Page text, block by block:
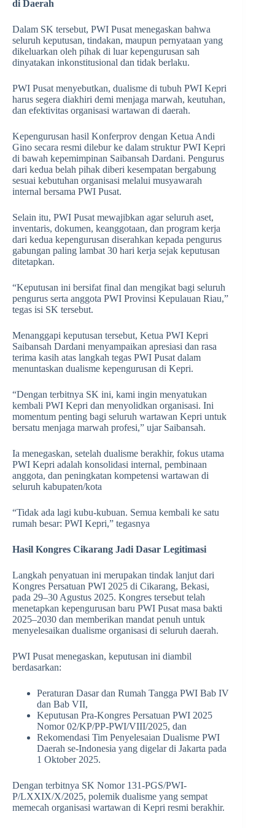
di Daerah
Dalam SK tersebut, PWI Pusat menegaskan bahwa
seluruh keputusan, tindakan, maupun pernyataan yang
dikeluarkan oleh pihak di luar kepengurusan sah
dinyatakan inkonstitusional dan tidak berlaku.
PWI Pusat menyebutkan, dualisme di tubuh PWI Kepri
harus segera diakhiri demi menjaga marwah, keutuhan,
dan efektivitas organisasi wartawan di daerah.
Kepengurusan hasil Konferprov dengan Ketua Andi
Gino secara resmi dilebur ke dalam struktur PWI Kepri
di bawah kepemimpinan Saibansah Dardani. Pengurus
dari kedua belah pihak diberi kesempatan bergabung
sesuai kebutuhan organisasi melalui musyawarah
internal bersama PWI Pusat.
Selain itu, PWI Pusat mewajibkan agar seluruh aset,
inventaris, dokumen, keanggotaan, dan program kerja
dari kedua kepengurusan diserahkan kepada pengurus
gabungan paling lambat 30 hari kerja sejak keputusan
ditetapkan.
“Keputusan ini bersifat final dan mengikat bagi seluruh
pengurus serta anggota PWI Provinsi Kepulauan Riau,”
tegas isi SK tersebut.
Menanggapi keputusan tersebut, Ketua PWI Kepri
Saibansah Dardani menyampaikan apresiasi dan rasa
terima kasih atas langkah tegas PWI Pusat dalam
menuntaskan dualisme kepengurusan di Kepri.
“Dengan terbitnya SK ini, kami ingin menyatukan
kembali PWI Kepri dan menyolidkan organisasi. Ini
momentum penting bagi seluruh wartawan Kepri untuk
bersatu menjaga marwah profesi,” ujar Saibansah.
Ia menegaskan, setelah dualisme berakhir, fokus utama
PWI Kepri adalah konsolidasi internal, pembinaan
anggota, dan peningkatan kompetensi wartawan di
seluruh kabupaten/kota
“Tidak ada lagi kubu-kubuan. Semua kembali ke satu
rumah besar: PWI Kepri,” tegasnya
Hasil Kongres Cikarang Jadi Dasar Legitimasi
Langkah penyatuan ini merupakan tindak lanjut dari
Kongres Persatuan PWI 2025 di Cikarang, Bekasi,
pada 29–30 Agustus 2025. Kongres tersebut telah
menetapkan kepengurusan baru PWI Pusat masa bakti
2025–2030 dan memberikan mandat penuh untuk
menyelesaikan dualisme organisasi di seluruh daerah.
PWI Pusat menegaskan, keputusan ini diambil
berdasarkan:
Peraturan Dasar dan Rumah Tangga PWI Bab IV
dan Bab VII,
Keputusan Pra-Kongres Persatuan PWI 2025
Nomor 02/KP/PP-PWI/VIII/2025, dan
Rekomendasi Tim Penyelesaian Dualisme PWI
Daerah se-Indonesia yang digelar di Jakarta pada
1 Oktober 2025.
Dengan terbitnya SK Nomor 131-PGS/PWI-
P/LXXIX/X/2025, polemik dualisme yang sempat
memecah organisasi wartawan di Kepri resmi berakhir.